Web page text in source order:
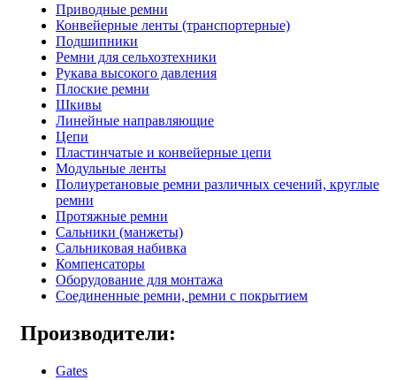
Приводные ремни
Конвейерные ленты (транспортерные)
Подшипники
Ремни для сельхозтехники
Рукава высокого давления
Плоские ремни
Шкивы
Линейные направляющие
Цепи
Пластинчатые и конвейерные цепи
Модульные ленты
Полиуретановые ремни различных сечений, круглые
ремни
Протяжные ремни
Сальники (манжеты)
Сальниковая набивка
Компенсаторы
Оборудование для монтажа
Соединенные ремни, ремни с покрытием
Производители:
Gates